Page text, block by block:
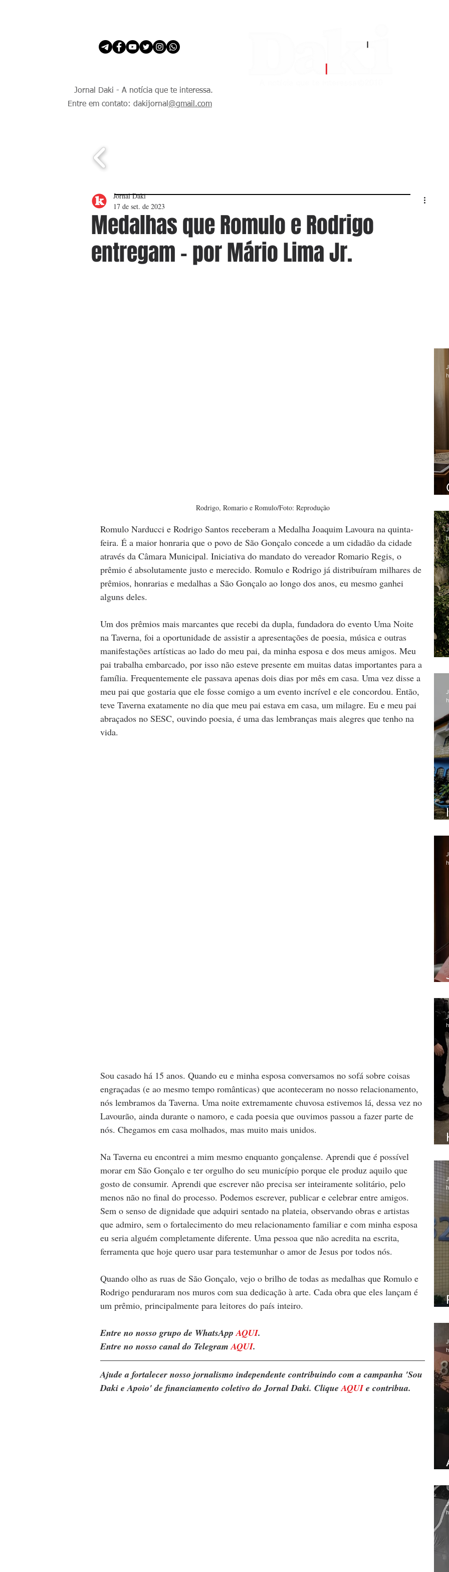
Jornal Daki - A notícia que te interessa.
Entre em contato: dakijornal @gmail.com
Medalhas que Romulo e Rodrigo
entregam - por Mário Lima Jr.
Jornal Daki
17 de set. de 2023
Rodrigo, Romario e Romulo/Foto: Reprodução
Romulo Narducci e Rodrigo Santos receberam a Medalha Joaquim Lavoura na quinta-
feira. É a maior honraria que o povo de São Gonçalo concede a um cidadão da cidade
através da Câmara Municipal. Iniciativa do mandato do vereador Romario Regis, o
prêmio é absolutamente justo e merecido. Romulo e Rodrigo já distribuíram milhares de
prêmios, honrarias e medalhas a São Gonçalo ao longo dos anos, eu mesmo ganhei
alguns deles.
Um dos prêmios mais marcantes que recebi da dupla, fundadora do evento Uma Noite
na Taverna, foi a oportunidade de assistir a apresentações de poesia, música e outras
manifestações artísticas ao lado do meu pai, da minha esposa e dos meus amigos. Meu
pai trabalha embarcado, por isso não esteve presente em muitas datas importantes para a
família. Frequentemente ele passava apenas dois dias por mês em casa. Uma vez disse a
meu pai que gostaria que ele fosse comigo a um evento incrível e ele concordou. Então,
teve Taverna exatamente no dia que meu pai estava em casa, um milagre. Eu e meu pai
abraçados no SESC, ouvindo poesia, é uma das lembranças mais alegres que tenho na
vida.
Sou casado há 15 anos. Quando eu e minha esposa conversamos no sofá sobre coisas
engraçadas (e ao mesmo tempo românticas) que aconteceram no nosso relacionamento,
nós lembramos da Taverna. Uma noite extremamente chuvosa estivemos lá, dessa vez no
Lavourão, ainda durante o namoro, e cada poesia que ouvimos passou a fazer parte de
nós. Chegamos em casa molhados, mas muito mais unidos.
Na Taverna eu encontrei a mim mesmo enquanto gonçalense. Aprendi que é possível
morar em São Gonçalo e ter orgulho do seu município porque ele produz aquilo que
gosto de consumir. Aprendi que escrever não precisa ser inteiramente solitário, pelo
menos não no final do processo. Podemos escrever, publicar e celebrar entre amigos.
Sem o senso de dignidade que adquiri sentado na plateia, observando obras e artistas
que admiro, sem o fortalecimento do meu relacionamento familiar e com minha esposa
eu seria alguém completamente diferente. Uma pessoa que não acredita na escrita,
ferramenta que hoje quero usar para testemunhar o amor de Jesus por todos nós.
Quando olho as ruas de São Gonçalo, vejo o brilho de todas as medalhas que Romulo e
Rodrigo penduraram nos muros com sua dedicação à arte. Cada obra que eles lançam é
um prêmio, principalmente para leitores do país inteiro.
Entre no nosso grupo de WhatsApp AQUI.
Entre no nosso canal do Telegram AQUI.
Ajude a fortalecer nosso jornalismo independente contribuindo com a campanha 'Sou
Daki e Apoio' de financiamento coletivo do Jornal Daki. Clique AQUI e contribua.